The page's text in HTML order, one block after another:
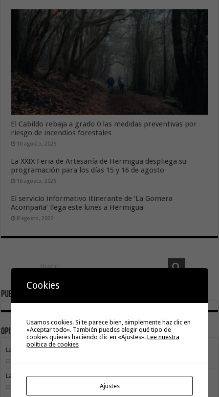
El Cabildo rebaja a grado 0 las medidas preventivas por
riesgo de incendios forestales
10 agosto, 2026
La XXIX Feria de Artesanía de Hermigua despliega su
programación para los días 15 y 16 de agosto
10 agosto, 2026
El servicio informativo itinerante de ‘La Gomera
Acompaña’ llega este lunes a Hermigua
8 agosto, 2026
Publicidad
Opinión
La movilidad también construye isla
La Gomera transforma su modelo energético
Cookies
Usamos cookies. Si te parece bien, simplemente haz clic en
«Aceptar todo». También puedes elegir qué tipo de
cookies quieres haciendo clic en «Ajustes».Lee nuestra
política de cookies
Ajustes